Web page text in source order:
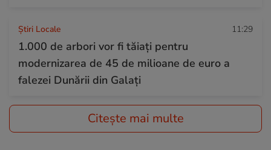
Știri Locale 11:29
1.000 de arbori vor fi tăiaţi pentru
modernizarea de 45 de milioane de euro a
falezei Dunării din Galați
Citește mai multe